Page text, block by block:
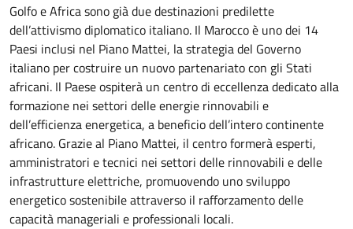
Golfo e Africa sono già due destinazioni predilette
dell’attivismo diplomatico italiano. Il Marocco è uno dei 14
Paesi inclusi nel Piano Mattei, la strategia del Governo
italiano per costruire un nuovo partenariato con gli Stati
africani. Il Paese ospiterà un centro di eccellenza dedicato alla
formazione nei settori delle energie rinnovabili e
dell’efficienza energetica, a beneficio dell’intero continente
africano. Grazie al Piano Mattei, il centro formerà esperti,
amministratori e tecnici nei settori delle rinnovabili e delle
infrastrutture elettriche, promuovendo uno sviluppo
energetico sostenibile attraverso il rafforzamento delle
capacità manageriali e professionali locali.